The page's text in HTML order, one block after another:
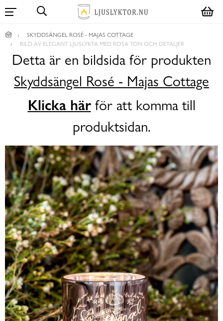
SKYDDSÄNGEL ROSÉ - MAJAS COTTAGE
BILD AV ELEGANT LJUSLYKTA MED ROSA TON OCH DETALJER
Detta är en bildsida för produkten
Skyddsängel Rosé - Majas Cottage
Klicka härför att komma till
produktsidan.